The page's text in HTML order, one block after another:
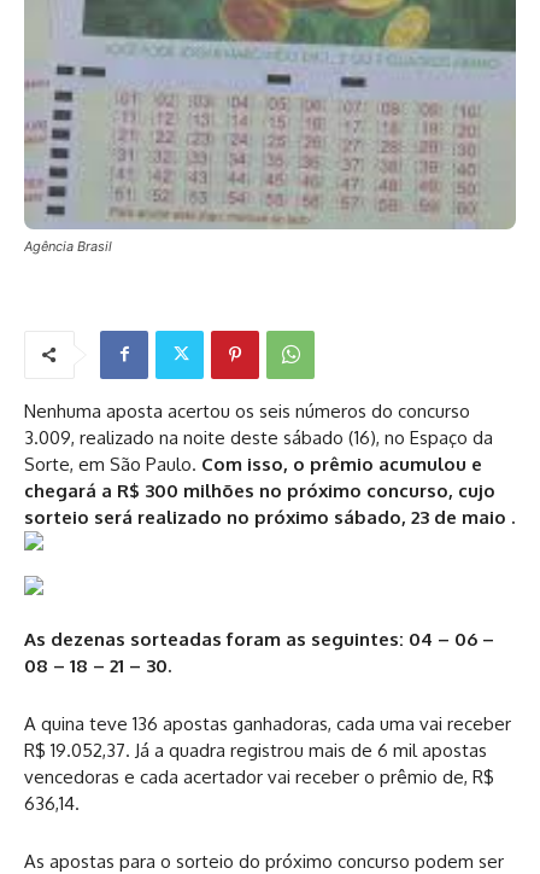
Agência Brasil
Nenhuma aposta acertou os seis números do concurso
3.009, realizado na noite deste sábado (16), no Espaço da
Sorte, em São Paulo. Com isso, o prêmio acumulou e
chegará a R$ 300 milhões no próximo concurso, cujo
sorteio será realizado no próximo sábado, 23 de maio .
As dezenas sorteadas foram as seguintes: 04 – 06 –
08 – 18 – 21 – 30.
A quina teve 136 apostas ganhadoras, cada uma vai receber
R$ 19.052,37. Já a quadra registrou mais de 6 mil apostas
vencedoras e cada acertador vai receber o prêmio de, R$
636,14.
As apostas para o sorteio do próximo concurso podem ser